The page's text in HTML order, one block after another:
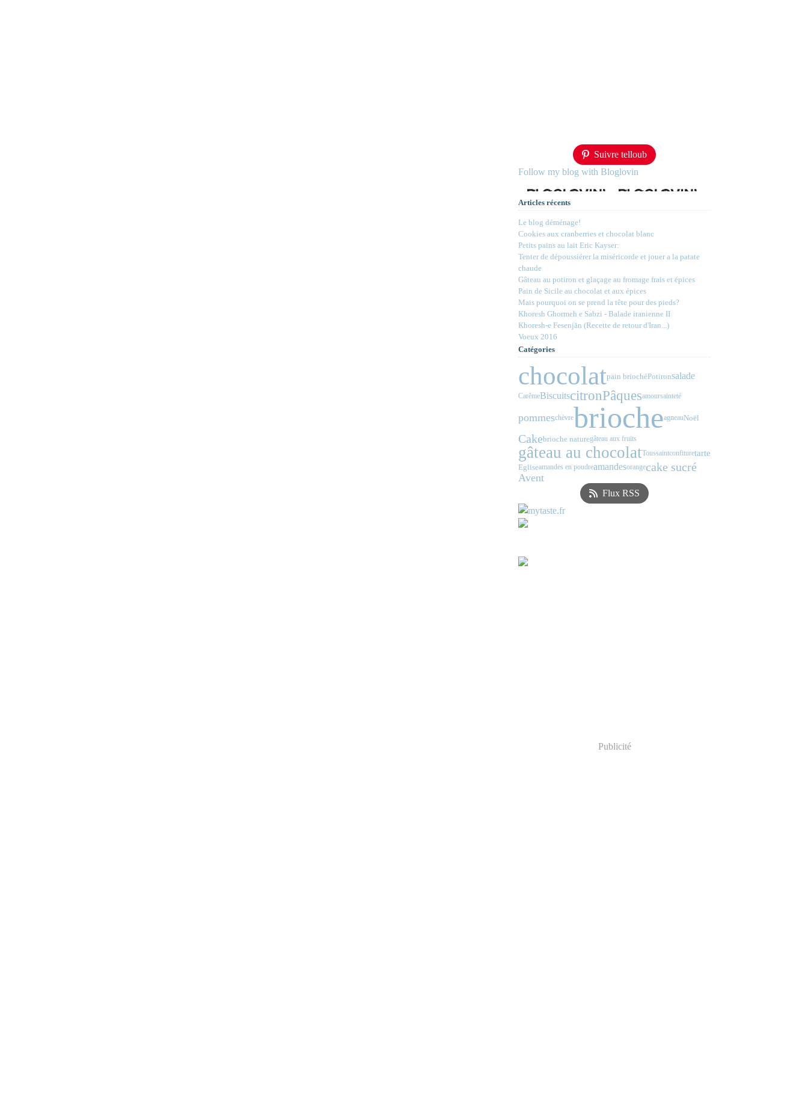
Suivre telloub
Follow my blog with Bloglovin
Articles récents
Le blog déménage!
Cookies aux cranberries et chocolat blanc
Petits pains au lait Eric Kayser:
Tenter de dépoussiérer la miséricorde et jouer a la patate
chaude
Gâteau au potiron et glaçage au fromage frais et épices
Pain de Sicile au chocolat et aux épices
Mais pourquoi on se prend la tête pour des pieds?
Khoresh Ghormeh e Sabzi - Balade iranienne II
Khoresh-e Fesenjān (Recette de retour d'Iran...)
Voeux 2016
Catégories
chocolatpain briochéPotironsalade
CarêmeBiscuitscitronPâquesamoursainteté
pommeschèvrebriocheagneauNoël
Cakebrioche naturegâteau aux fruits
gâteau au chocolatToussaintconfituretarte
Egliseamandes en poudreamandesorangecake sucré
Avent
Flux RSS
Publicité